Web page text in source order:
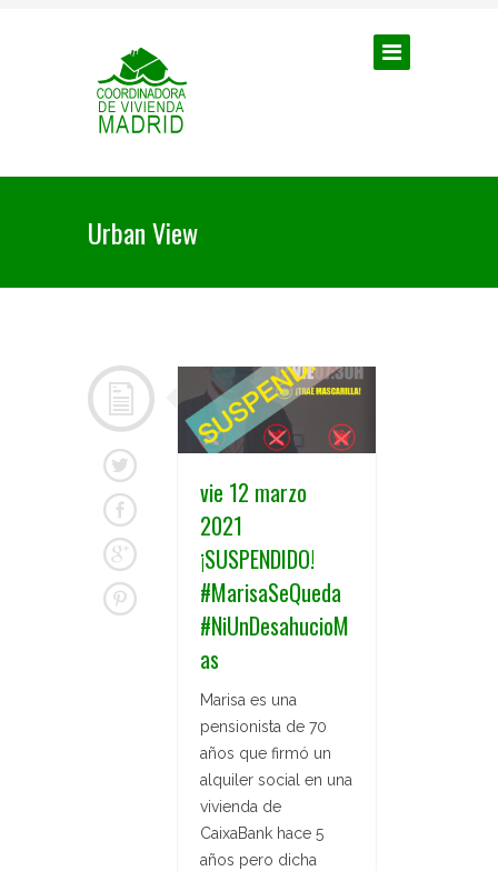
Urban View
vie 12 marzo
2021
¡SUSPENDIDO!
#MarisaSeQueda
#NiUnDesahucioM
as
Marisa es una
pensionista de 70
años que firmó un
alquiler social en una
vivienda de
CaixaBank hace 5
años pero dicha